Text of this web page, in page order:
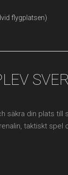
flygplatsen)
säkra din plats till
taktiskt